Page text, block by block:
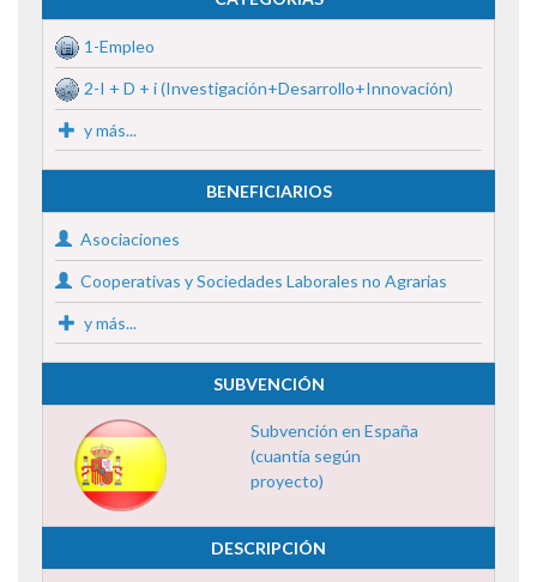
1-Empleo
2-I + D + i (Investigación+Desarrollo+Innovación)
y más...
BENEFICIARIOS
Asociaciones
Cooperativas y Sociedades Laborales no Agrarias
y más...
SUBVENCIÓN
Subvención en España
(cuantía según
proyecto)
DESCRIPCIÓN